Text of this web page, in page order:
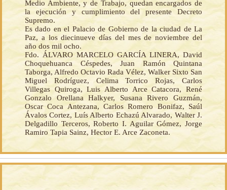
Medio Ambiente, y de Trabajo, quedan encargados de
la ejecución y cumplimiento del presente Decreto
Supremo.
Es dado en el Palacio de Gobierno de la ciudad de La
Paz, a los diecinueve días del mes de noviembre del
año dos mil ocho.
Fdo. ÁLVARO MARCELO GARCÍA LINERA, David
Choquehuanca Céspedes, Juan Ramón Quintana
Taborga, Alfredo Octavio Rada Vélez, Walker Sixto San
Miguel Rodríguez, Celima Torrico Rojas, Carlos
Villegas Quiroga, Luis Alberto Arce Catacora, René
Gonzalo Orellana Halkyer, Susana Rivero Guzmán,
Oscar Coca Antezana, Carlos Romero Bonifaz, Saúl
Ávalos Cortez, Luís Alberto Echazú Alvarado, Walter J.
Delgadillo Terceros, Roberto I. Aguilar Gómez, Jorge
Ramiro Tapia Sainz, Hector E. Arce Zaconeta.